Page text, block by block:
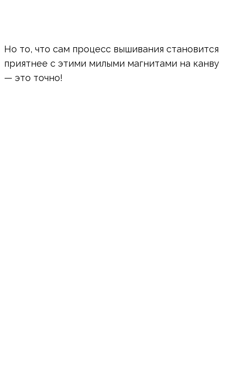
Но то, что сам процесс вышивания становится
приятнее с этими милыми магнитами на канву
— это точно!